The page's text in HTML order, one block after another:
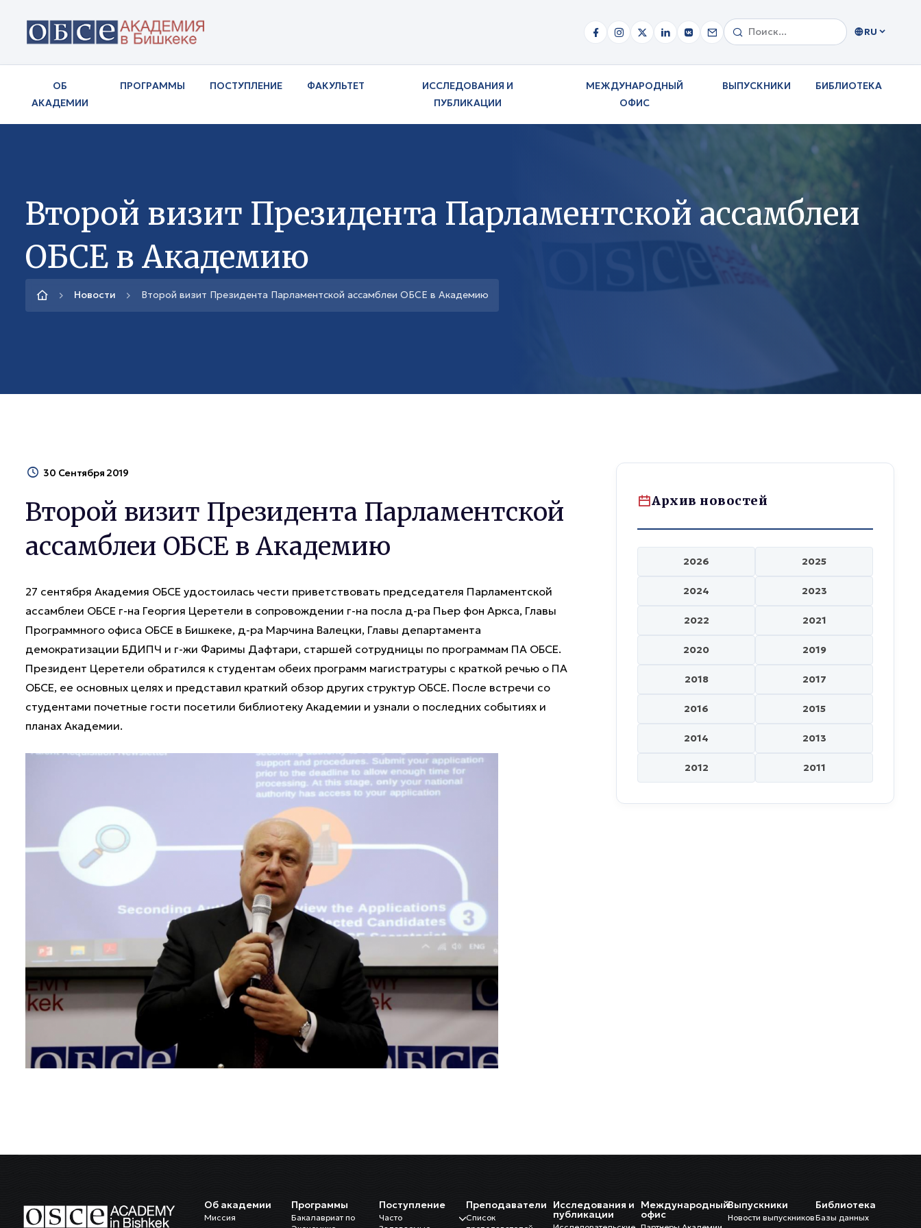
RU
ОБ
АКАДЕМИИ
ПРОГРАММЫ ПОСТУПЛЕНИЕ ФАКУЛЬТЕТ
ИССЛЕДОВАНИЯ И
ПУБЛИКАЦИИ
МЕЖДУНАРОДНЫЙ
ОФИС
ВЫПУСКНИКИ БИБЛИОТЕКА
Второй визит Президента Парламентской ассамблеи
ОБСЕ в Академию
Новости Второй визит Президента Парламентской ассамблеи ОБСЕ в Академию
30 Сентября 2019
Второй визит Президента Парламентской
ассамблеи ОБСЕ в Академию
27 сентября Академия ОБСЕ удостоилась чести приветствовать председателя Парламентской
ассамблеи ОБСЕ г-на Георгия Церетели в сопровождении г-на посла д-ра Пьер фон Аркса, Главы
Программного офиса ОБСЕ в Бишкеке, д-ра Марчина Валецки, Главы департамента
демократизации БДИПЧ и г-жи Фаримы Дафтари, старшей сотрудницы по программам ПА ОБСЕ.
Президент Церетели обратился к студентам обеих программ магистратуры с краткой речью о ПА
ОБСЕ, ее основных целях и представил краткий обзор других структур ОБСЕ. После встречи со
студентами почетные гости посетили библиотеку Академии и узнали о последних событиях и
планах Академии.
Архив новостей
2026 2025
2024 2023
2022 2021
2020 2019
2018 2017
2016 2015
2014 2013
2012 2011
Об академии
Миссия
Программы
Бакалавриат по
Поступление
Часто
Преподаватели
Список
Исследования и
публикации
Международный
офис
Выпускники
Новости выпускников
Библиотека
Базы данных